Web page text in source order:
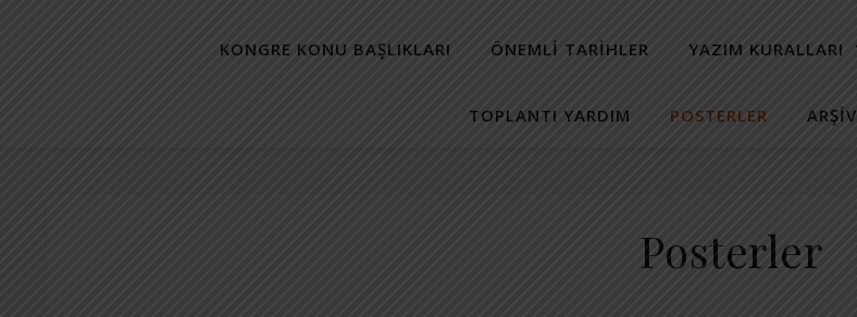
KONGRE KONU BAŞLIKLARI ÖNEMLI TARIHLER YAZIM KURALLARI
TOPLANTI YARDIM POSTERLER ARŞIV
Posterler